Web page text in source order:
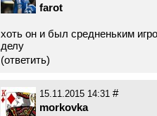
farot
хоть он и был средненьким
делу
(ответить)
15.11.2015 14:31 #
morkovka